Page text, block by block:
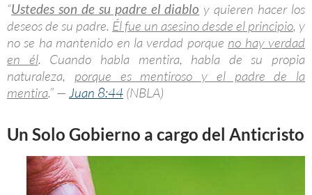
“Ustedes son de su padre el diablo y quieren hacer los
deseos de su padre. Él fue un asesino desde el principio, y
no se ha mantenido en la verdad porque no hay verdad
en él. Cuando habla mentira, habla de su propia
naturaleza, porque es mentiroso y el padre de la
mentira.” — Juan 8:44 (NBLA)
Un Solo Gobierno a cargo del Anticristo